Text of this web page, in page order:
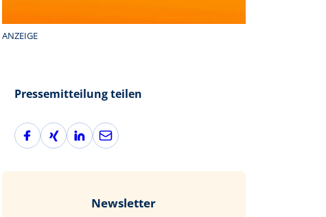
ANZEIGE
Pressemitteilung teilen
F
a
X
i
L
i
E
-
l
Newsletter